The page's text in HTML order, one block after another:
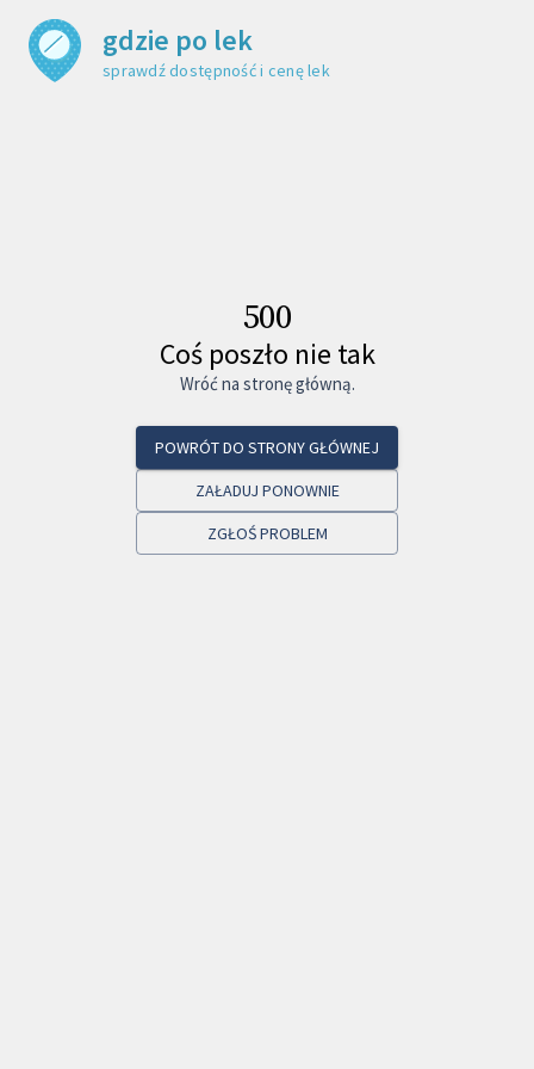
sprawdź dostępność i cenę leku
gdzie po lek
500
Coś poszło nie tak
Wróć na stronę główną.
POWRÓT DO STRONY GŁÓWNEJ
ZAŁADUJ PONOWNIE
ZGŁOŚ PROBLEM